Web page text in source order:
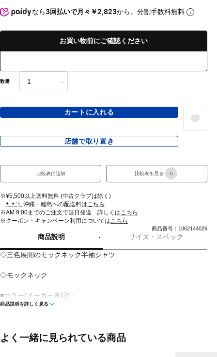
なら3回払いで月々￥2,823から。分割手数料無料
お買い物前にご確認ください
数量
カートに入れる
店舗で取り置き
比較表に追加 比較表を見る 0
※¥5,500以上送料無料 (中古クラブは除く)
ただし沖縄・離島への配送料は こちら
※AM 9:00までのご注文で当日発送 詳しくは こちら
※クーポン・キャンペーン利用については こちら
商品番号：1062144026
商品説明 サイズ・スペック
◇三色展開のモックネック半袖シャツ
◇モックネック
■カラー(メーカー表記)：
ホワイト(030：ホワイト)
■素材：ポリエステル85％ ポリウレタン15％
商品説明を詳しく見る
よく一緒に見られている商品